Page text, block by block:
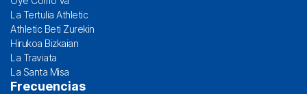
La Tertulia Athletic
Athletic Beti Zurekin
Hirukoa Bizkaian
La Traviata
La Santa Misa
Frecuencias